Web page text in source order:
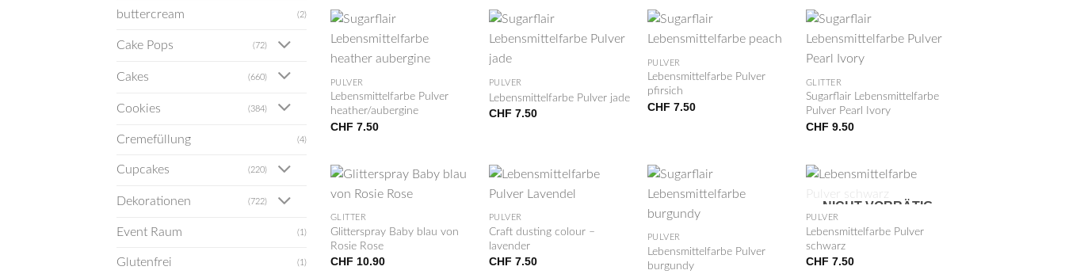
buttercream (2)
Cake Pops (72)
Cakes (660)
Cookies (384)
Cremefüllung (4)
Cupcakes (220)
Dekorationen (722)
Event Raum (1)
Glutenfrei (1)
+
PULVER
Lebensmittelfarbe Pulver
heather/aubergine
CHF 7.50
PULVER
Lebensmittelfarbe Pulver jade
CHF 7.50
PULVER
Lebensmittelfarbe Pulver
pfirsich
CHF 7.50
GLITTER
Sugarflair Lebensmittelfarbe
Pulver Pearl Ivory
CHF 9.50
GLITTER
Glitterspray Baby blau von
Rosie Rose
CHF 10.90
PULVER
Craft dusting colour –
lavender
CHF 7.50
PULVER
Lebensmittelfarbe Pulver
burgundy
NICHT VORRÄTIG
PULVER
Lebensmittelfarbe Pulver
schwarz
CHF 7.50